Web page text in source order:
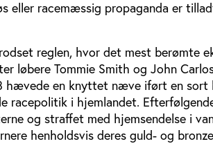
eller racemæssig propaganda er
reglen, hvor det mest berømte
løbere Tommie Smith og John
hævede en knyttet næve iført en sort
racepolitik i hjemlandet.
og straffet med hjemsendelse i
henholdsvis deres guld- og